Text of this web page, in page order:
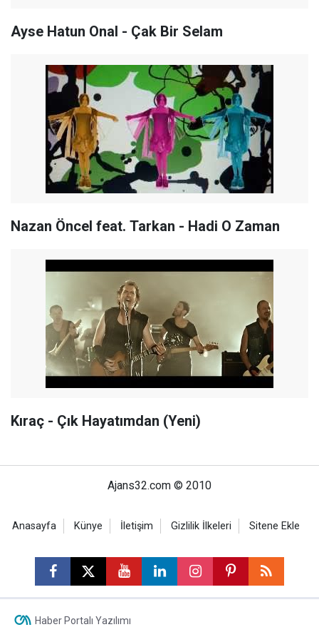
Ayse Hatun Onal - Çak Bir Selam
Nazan Öncel feat. Tarkan - Hadi O Zaman
Kıraç - Çık Hayatımdan (Yeni)
Ajans32.com © 2010
Anasayfa Künye İletişim Gizlilik İlkeleri Sitene Ekle
Haber Portalı Yazılımı